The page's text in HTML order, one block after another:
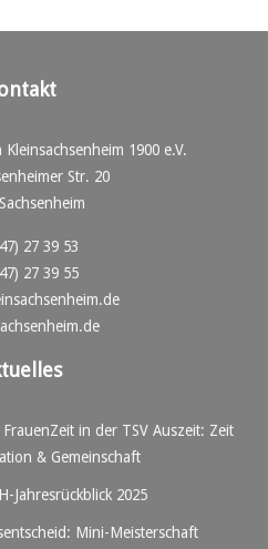
1900 e.V.
Str. 20
27 39 53
27 39 55
in der TSV Auszeit: Zeit
& Gemeinschaft
Jahresrückblick 2025
Mini-Meisterschaft